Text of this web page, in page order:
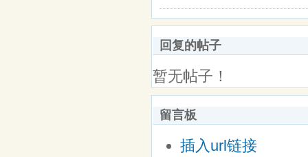
回复的帖子
暂无帖子！
留言板
插入url链接